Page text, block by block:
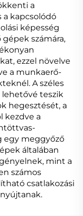
a
a kapcsolódó
képesség
számára,
ezzel növelve
a munkaerő-
A széles
teszik
hegesztését, a
kezdve a
egy meggyőző
általában
mint a
számos
csatlakozási